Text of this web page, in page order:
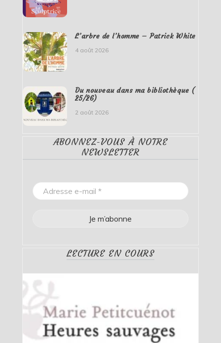
L’arbre de l’homme – Patrick White
4 août 2026
Du nouveau dans ma bibliothèque (
25/26)
2 août 2026
ABONNEZ-VOUS À NOTRE
NEWSLETTER
LECTURE EN COURS